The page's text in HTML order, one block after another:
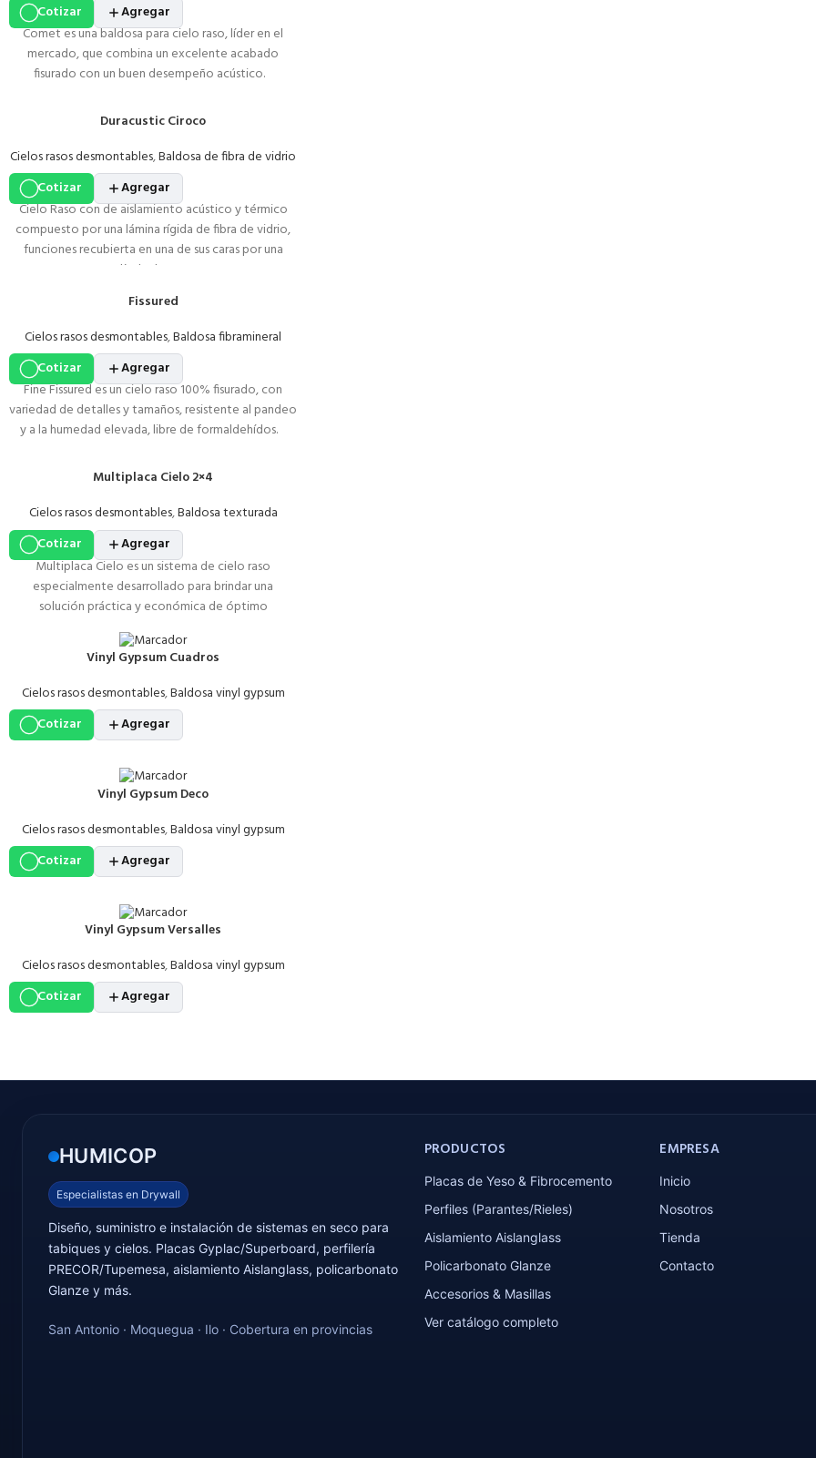
BALDOSA
BOLERO
15mm (5/8")
0.61 x 0.61
(aprox.)
Cotizar
Agregar
Comet es una baldosa para cielo raso, líder en el
mercado, que combina un excelente acabado
fisurado con un buen desempeño acústico.
Duracustic Ciroco
Cielos rasos desmontables,Baldosa de fibra de vidrio
Cotizar
Agregar
Cielo Raso con de aislamiento acústico y térmico
compuesto por una lámina rígida de fibra de vidrio,
funciones recubierta en una de sus caras por una
película de PVC.
Fissured
Cielos rasos desmontables,Baldosa fibramineral
Cotizar
Agregar
Fine Fissured es un cielo raso 100% fisurado, con
variedad de detalles y tamaños, resistente al pandeo
y a la humedad elevada, libre de formaldehídos.
Multiplaca Cielo 2×4
Cielos rasos desmontables,Baldosa texturada
Cotizar
Agregar
Multiplaca Cielo es un sistema de cielo raso
especialmente desarrollado para brindar una
solución práctica y económica de óptimo
desempeño. Además, de ser una solución segura,
ofrecen muchas ventajas como una rápida y fácil
instalación, diseño modular, excelente estabilidad y
rentabilidad de instalación.
Vinyl Gypsum Cuadros
Cielos rasos desmontables,Baldosa vinyl gypsum
Cotizar
Agregar
Vinyl Gypsum Deco
Cielos rasos desmontables,Baldosa vinyl gypsum
Cotizar
Agregar
Vinyl Gypsum Versalles
Cielos rasos desmontables,Baldosa vinyl gypsum
Cotizar
Agregar
HUMICOP
Especialistas en Drywall
Diseño, suministro e instalación de sistemas en seco para
tabiques y cielos. Placas Gyplac/Superboard, perfilería
PRECOR/Tupemesa, aislamiento Aislanglass, policarbonato
Glanze y más.
San Antonio · Moquegua · Ilo · Cobertura en provincias
PRODUCTOS
Placas de Yeso & Fibrocemento
Perfiles (Parantes/Rieles)
Aislamiento Aislanglass
Policarbonato Glanze
Accesorios & Masillas
Ver catálogo completo
EMPRESA
Inicio
Nosotros
Tienda
Contacto